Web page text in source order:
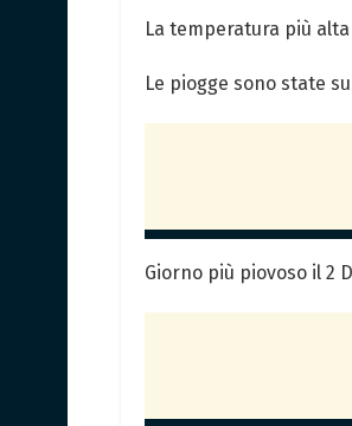
La temperatura più alta
Le piogge sono state
Giorno più piovoso il 2